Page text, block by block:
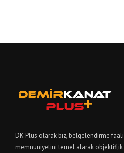
DK Plus olarak biz, belgelendirme
memnuniyetini temel alarak objektiflik